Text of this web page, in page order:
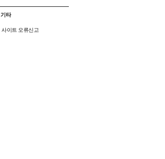
기타
사이트 오류신고